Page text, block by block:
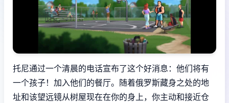
托尼通过一个清晨的电话宣布了这个好消息：他们将有
一个孩子！加入他们的餐厅。随着俄罗斯藏身之处的地
址和该望远镜从树屋现在在你的身上，你主动和接近仓